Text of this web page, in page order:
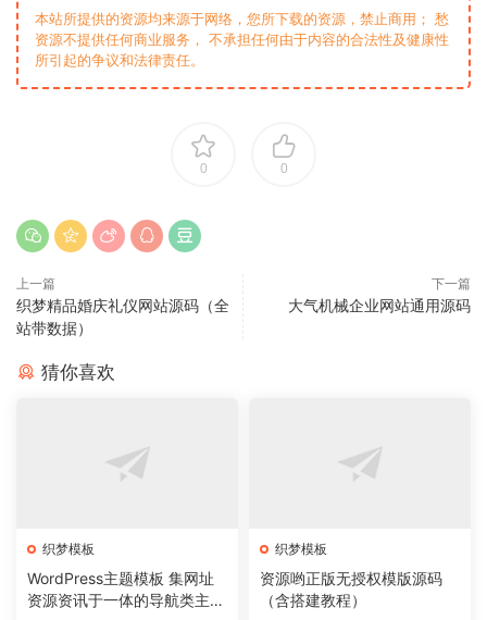
本站所提供的资源均来源于网络，您所下载的资源，禁止商用； 愁
资源不提供任何商业服务， 不承担任何由于内容的合法性及健康性
所引起的争议和法律责任。
0 0
上一篇
织梦精品婚庆礼仪网站源码（全
站带数据）
下一篇
大气机械企业网站通用源码
猜你喜欢
织梦模板
WordPress主题模板 集网址
资源资讯于一体的导航类主题
织梦模板
资源哟正版无授权模版源码
（含搭建教程）